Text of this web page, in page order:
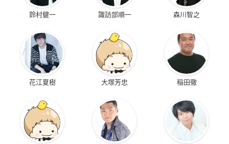
鈴村健一 諏訪部順一 森川智之
花江夏樹 大塚芳忠 稲田徹